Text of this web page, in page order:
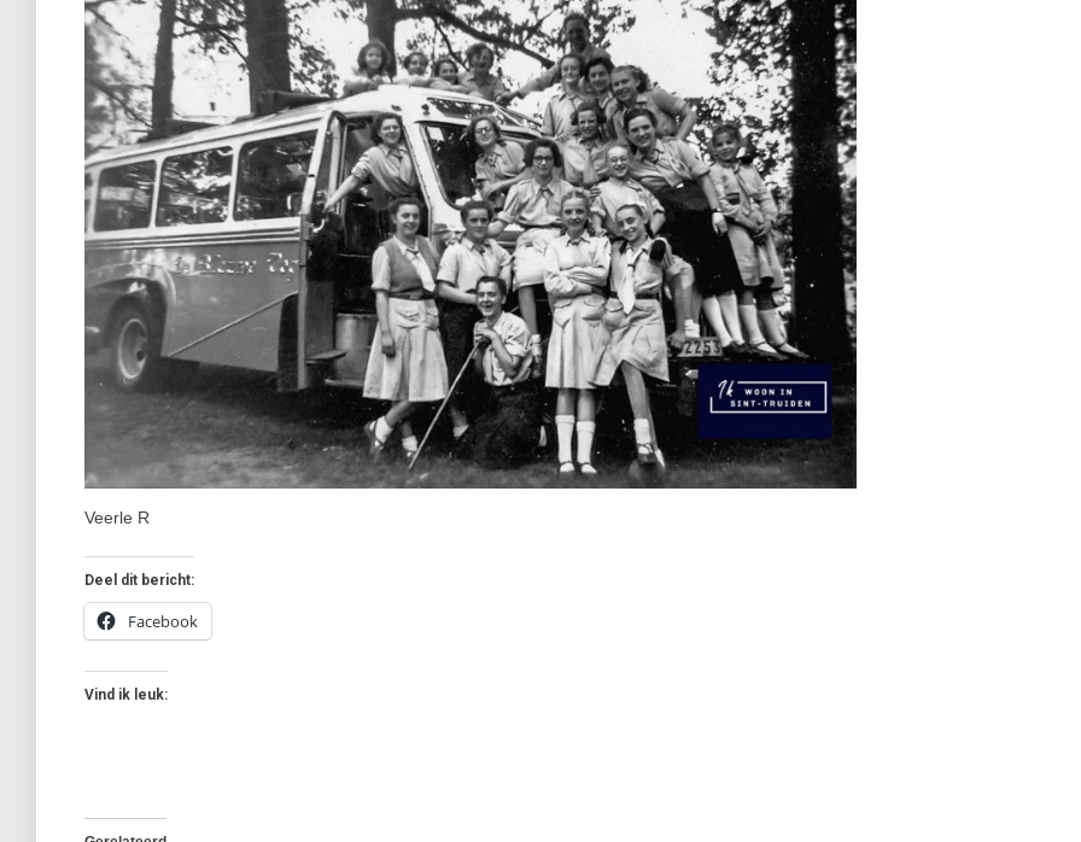
Veerle R
Deel dit bericht:
Facebook
Vind ik leuk: